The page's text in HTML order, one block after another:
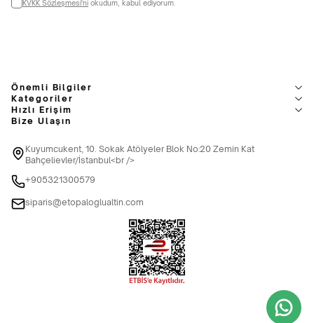
KVKK Sözleşmesi'ni okudum, kabul ediyorum.
Önemli Bilgiler
Kategoriler
Hızlı Erişim
Bize Ulaşın
Kuyumcukent, 10. Sokak Atölyeler Blok No:20 Zemin Kat
Bahçelievler/İstanbul<br />
+905321300579
siparis@etopaloglualtin.com